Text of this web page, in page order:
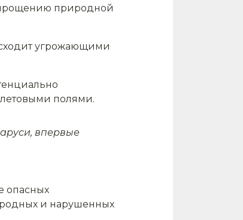
природной
угрожающими
полями.
впервые
опасных
и нарушенных